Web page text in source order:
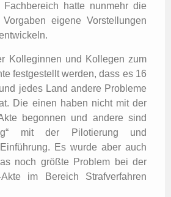
hatte nunmehr die
eigene Vorstellungen
Kolleginnen und Kollegen zum
festgestellt werden, dass es 16
jedes Land andere Probleme
Die einen haben nicht mit der
begonnen und andere sind
mit der Pilotierung und
Es wurde aber auch
noch größte Problem bei der
im Bereich Strafverfahren